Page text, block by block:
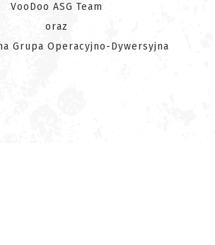
VooDoo ASG Team
oraz
Grupa Operacyjno-Dywersyjna